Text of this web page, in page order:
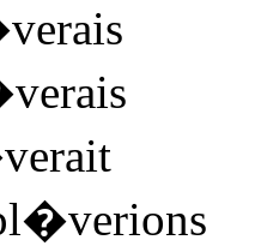
verais
verais
verait
�verions